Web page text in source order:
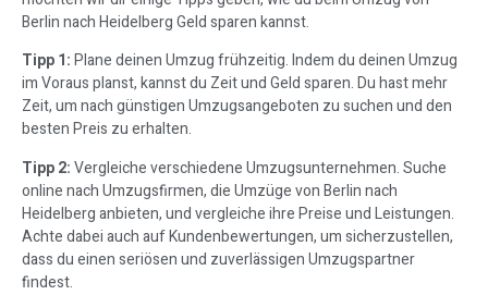
Berlin nach Heidelberg Geld sparen kannst.
Tipp 1:Plane deinen Umzug frühzeitig. Indem du deinen Umzug
im Voraus planst, kannst du Zeit und Geld sparen. Du hast mehr
Zeit, um nach günstigen Umzugsangeboten zu suchen und den
besten Preis zu erhalten.
Tipp 2:Vergleiche verschiedene Umzugsunternehmen. Suche
online nach Umzugsfirmen, die Umzüge von Berlin nach
Heidelberg anbieten, und vergleiche ihre Preise und Leistungen.
Achte dabei auch auf Kundenbewertungen, um sicherzustellen,
dass du einen seriösen und zuverlässigen Umzugspartner
findest.